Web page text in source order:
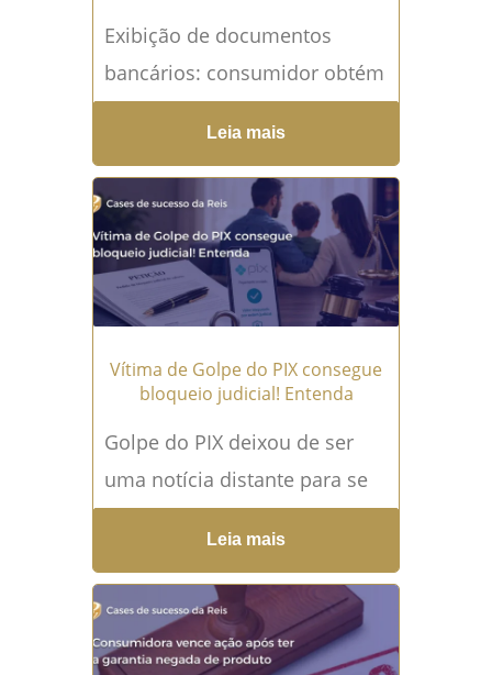
Exibição de documentos
bancários: consumidor obtém
liminar A exibição de
documentos bancários pode
ser essencial para quem
precisa esclarecer descontos,
empréstimos,
transferências,... Leia mais →
Leia mais
Vítima de Golpe do PIX consegue
bloqueio judicial! Entenda
Golpe do PIX deixou de ser
uma notícia distante para se
tornar uma angústia real na
vida de milhares de
brasileiros. Em poucos...Leia
mais →
Leia mais